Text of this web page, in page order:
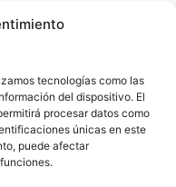
tecnologías como las
del dispositivo. El
procesar datos como
únicas en este
puede afectar
en La Línea
competitiva e
escolares